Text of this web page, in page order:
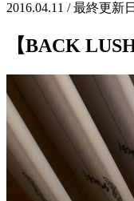
2016.04.11 / 最終更新
【BACK